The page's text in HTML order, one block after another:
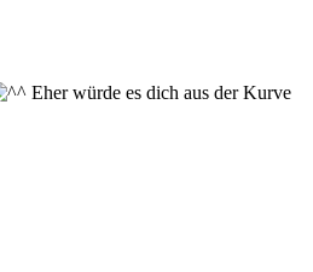
Eher würde es dich aus der Kurve